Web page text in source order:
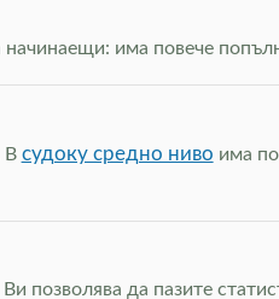
има повече
В судоку средно ниво има
позволява да пазите